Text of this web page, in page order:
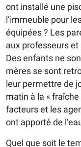
ont installé une
l’immeuble pour
équipées ? Les
aux professeurs
Des enfants ne
mères se sont
leur permettre de
matin à la «
facteurs et les
ont apporté de
Quel que soit le